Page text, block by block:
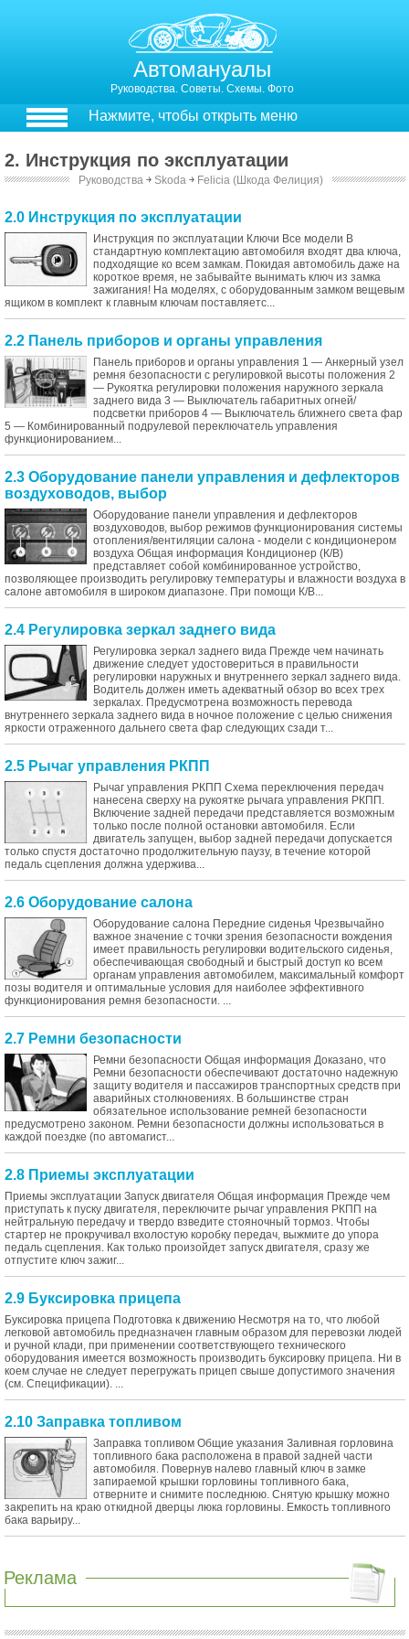
Автомануалы
Руководства. Советы. Схемы. Фото
Нажмите, чтобы открыть меню
2. Инструкция по эксплуатации
Руководства ￫ Skoda ￫ Felicia (Шкода Фелиция)
2.0 Инструкция по эксплуатации
Инструкция по эксплуатации Ключи Все модели В
стандартную комплектацию автомобиля входят два ключа,
подходящие ко всем замкам. Покидая автомобиль даже на
короткое время, не забывайте вынимать ключ из замка
зажигания! На моделях, с оборудованным замком вещевым
ящиком в комплект к главным ключам поставляетс...
2.2 Панель приборов и органы управления
Панель приборов и органы управления 1 — Анкерный узел
ремня безопасности с регулировкой высоты положения 2
— Рукоятка регулировки положения наружного зеркала
заднего вида 3 — Выключатель габаритных огней/
подсветки приборов 4 — Выключатель ближнего света фар
5 — Комбинированный подрулевой переключатель управления
функционированием...
2.3 Оборудование панели управления и дефлекторов
воздуховодов, выбор
Оборудование панели управления и дефлекторов
воздуховодов, выбор режимов функционирования системы
отопления/вентиляции салона - модели с кондиционером
воздуха Общая информация Кондиционер (К/В)
представляет собой комбинированное устройство,
позволяющее производить регулировку температуры и влажности воздуха в
салоне автомобиля в широком диапазоне. При помощи К/В...
2.4 Регулировка зеркал заднего вида
Регулировка зеркал заднего вида Прежде чем начинать
движение следует удостовериться в правильности
регулировки наружных и внутреннего зеркал заднего вида.
Водитель должен иметь адекватный обзор во всех трех
зеркалах. Предусмотрена возможность перевода
внутреннего зеркала заднего вида в ночное положение с целью снижения
яркости отраженного дальнего света фар следующих сзади т...
2.5 Рычаг управления РКПП
Рычаг управления РКПП Схема переключения передач
нанесена сверху на рукоятке рычага управления РКПП.
Включение задней передачи представляется возможным
только после полной остановки автомобиля. Если
двигатель запущен, выбор задней передачи допускается
только спустя достаточно продолжительную паузу, в течение которой
педаль сцепления должна удержива...
2.6 Оборудование салона
Оборудование салона Передние сиденья Чрезвычайно
важное значение с точки зрения безопасности вождения
имеет правильность регулировки водительского сиденья,
обеспечивающая свободный и быстрый доступ ко всем
органам управления автомобилем, максимальный комфорт
позы водителя и оптимальные условия для наиболее эффективного
функционирования ремня безопасности. ...
2.7 Ремни безопасности
Ремни безопасности Общая информация Доказано, что
Ремни безопасности обеспечивают достаточно надежную
защиту водителя и пассажиров транспортных средств при
аварийных столкновениях. В большинстве стран
обязательное использование ремней безопасности
предусмотрено законом. Ремни безопасности должны использоваться в
каждой поездке (по автомагист...
2.8 Приемы эксплуатации
Приемы эксплуатации Запуск двигателя Общая информация Прежде чем
приступать к пуску двигателя, переключите рычаг управления РКПП на
нейтральную передачу и твердо взведите стояночный тормоз. Чтобы
стартер не прокручивал вхолостую коробку передач, выжмите до упора
педаль сцепления. Как только произойдет запуск двигателя, сразу же
отпустите ключ зажиг...
2.9 Буксировка прицепа
Буксировка прицепа Подготовка к движению Несмотря на то, что любой
легковой автомобиль предназначен главным образом для перевозки людей
и ручной клади, при применении соответствующего технического
оборудования имеется возможность производить буксировку прицепа. Ни в
коем случае не следует перегружать прицеп свыше допустимого значения
(см. Спецификации). ...
2.10 Заправка топливом
Заправка топливом Общие указания Заливная горловина
топливного бака расположена в правой задней части
автомобиля. Повернув налево главный ключ в замке
запираемой крышки горловины топливного бака,
отверните и снимите последнюю. Снятую крышку можно
закрепить на краю откидной дверцы люка горловины. Емкость топливного
бака варьиру...
Реклама